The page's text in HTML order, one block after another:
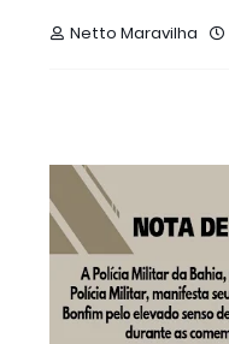
Netto Maravilha